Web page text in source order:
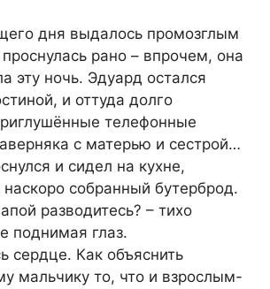
дня выдалось промозглым
рано – впрочем, она
эту ночь. Эдуард остался
и оттуда долго
телефонные
с матерью и сестрой…
и сидел на кухне,
наскоро собранный бутерброд.
разводитесь? – тихо
поднимая глаз.
сердце. Как объяснить
мальчику то, что и взрослым-